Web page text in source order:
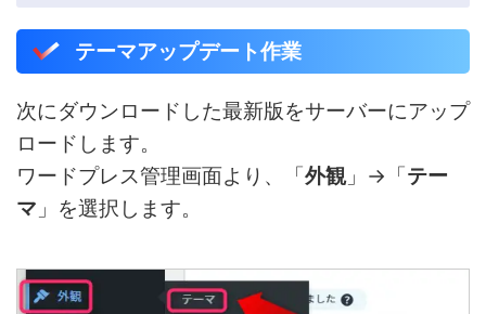
テーマアップデート作業
次にダウンロードした最新版をサーバーにアップ
ロードします。
ワードプレス管理画面より、「外観」→「テー
マ 」を選択します。